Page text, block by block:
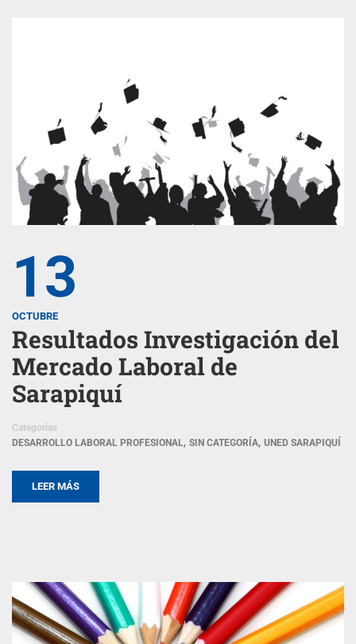
13
OCTUBRE
Resultados Investigación del
Mercado Laboral de
Sarapiquí
Categorías
DESARROLLO LABORAL PROFESIONAL, SIN CATEGORÍA, UNED SARAPIQUÍ
LEER MÁS